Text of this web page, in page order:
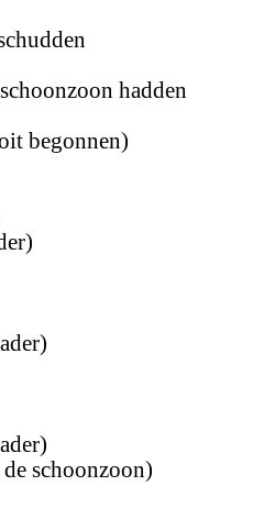
hadden
begonnen)
schoonzoon)